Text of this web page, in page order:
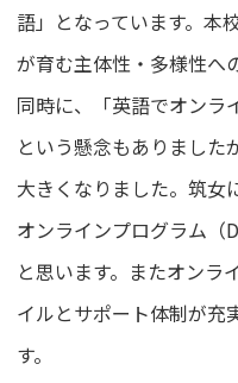
語」となっています。本
が育む主体性・多様性へ
同時に、「英語でオンラ
という懸念もありました
大きくなりました。筑女
オンラインプログラム（
と思います。またオンラ
イルとサポート体制が充
す。